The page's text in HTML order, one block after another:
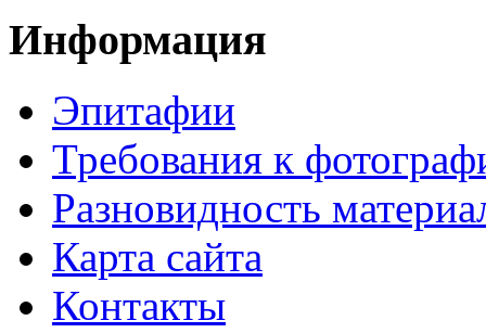
Информация
Эпитафии
Требования к
Разновидность
Карта сайта
Контакты